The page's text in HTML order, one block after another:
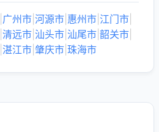
广州市 河源市 惠州市 江门市
清远市 汕头市 汕尾市 韶关市
湛江市 肇庆市 珠海市